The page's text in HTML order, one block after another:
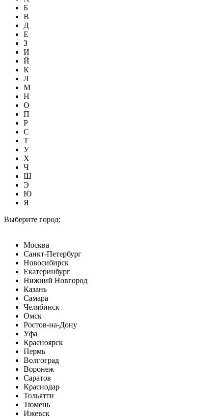
Б
В
Д
Е
З
И
Й
К
Л
М
Н
О
П
Р
С
Т
У
Х
Ч
Ш
Э
Ю
Я
Выберите город:
Москва
Санкт-Петербург
Новосибирск
Екатеринбург
Нижний Новгород
Казань
Самара
Челябинск
Омск
Ростов-на-Дону
Уфа
Красноярск
Пермь
Волгоград
Воронеж
Саратов
Краснодар
Тольятти
Тюмень
Ижевск